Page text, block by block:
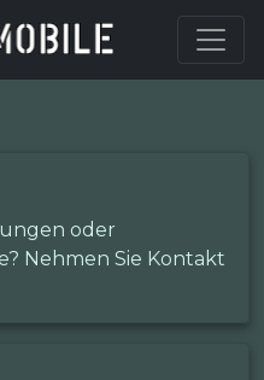
oder
Nehmen Sie Kontakt